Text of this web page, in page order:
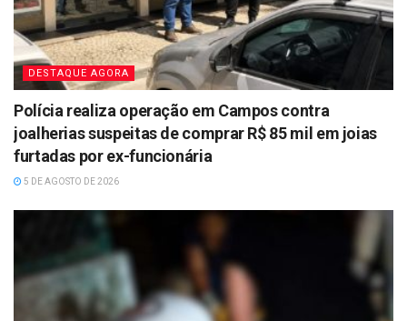
DESTAQUE AGORA
Polícia realiza operação em Campos contra
joalherias suspeitas de comprar R$ 85 mil em joias
furtadas por ex-funcionária
5 DE AGOSTO DE 2026